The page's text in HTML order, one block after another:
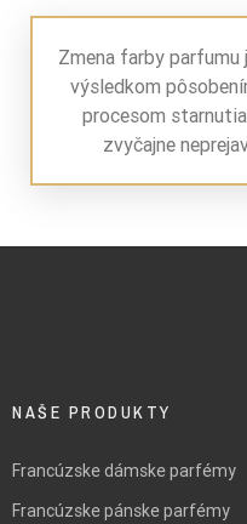
Zmena farby
výsledkom
procesom
zvyčajne
NAŠE PRODUKTY
Francúzske dámske parfémy
Francúzske pánske parfémy